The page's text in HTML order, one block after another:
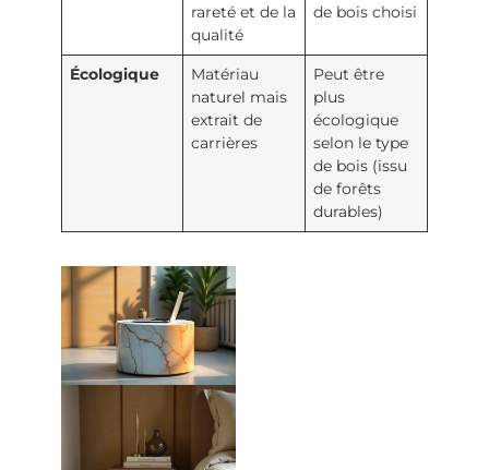
rareté et de la
qualité
de bois choisi
Écologique
Matériau
naturel mais
extrait de
carrières
Peut être
plus
écologique
selon le type
de bois (issu
de forêts
durables)